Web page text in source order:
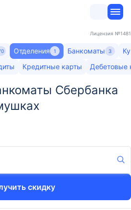
Лицензия №1481
Отделения 1 Банкоматы 3
Кредитные карты Дебетовые
Сбербанка
скидку